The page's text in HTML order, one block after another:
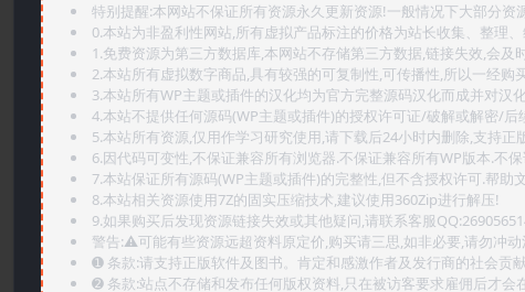
特别提醒:本网站不保证所有资源永久更新资源!一般情况下大部分
0.本站为非盈利性网站,所有虚拟产品标注的价格为站长收集、整理
1.免费资源为第三方数据库,本网站不存储第三方数据,链接失效,会
2.本站所有虚拟数字商品,具有较强的可复制性,可传播性,所以一经购
3.本站所有WP主题或插件的汉化均为官方完整源码汉化而成并对汉
4.本站不提供任何源码(WP主题或插件)的授权许可证/破解或解密/后
5.本站所有资源,仅用作学习研究使用,请下载后24小时内删除,支持正
6.因代码可变性,不保证兼容所有浏览器.不保证兼容所有WP版本.不
7.本站保证所有源码(WP主题或插件)的完整性,但不含授权许可.帮助
8.本站相关资源使用7Z的固实压缩技术,建议使用360Zip进行解压!
9.如果购买后发现资源链接失效或其他疑问,请联系客服
警告:⚠️可能有些资源远超资料原定价,购买请三思,如非必要,请勿冲动
➊️ 条款:请支持正版软件及图书。肯定和感激作者及发行商的社会贡
➋️ 条款:站点不存储和发布任何版权资料,只在被访客要求雇佣后才会